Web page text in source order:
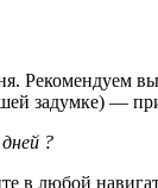
Рекомендуем
задумке) —
?
в любой